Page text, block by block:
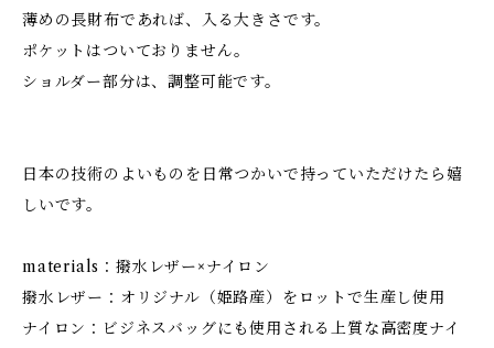
薄めの長財布であれば、入る大きさです。
ポケットはついておりません。
ショルダー部分は、調整可能です。
日本の技術のよいものを日常つかいで持っていただけたら嬉
しいです。
materials：撥水レザー×ナイロン
撥水レザー：オリジナル（姫路産）をロットで生産し使用
ナイロン：ビジネスバッグにも使用される上質な高密度ナイ